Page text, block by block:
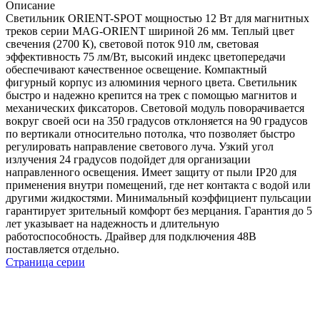
Описание
Светильник ORIENT-SPOT мощностью 12 Вт для магнитных
треков серии MAG-ORIENT шириной 26 мм. Теплый цвет
свечения (2700 К), световой поток 910 лм, световая
эффективность 75 лм/Вт, высокий индекс цветопередачи
обеспечивают качественное освещение. Компактный
фигурный корпус из алюминия черного цвета. Светильник
быстро и надежно крепится на трек с помощью магнитов и
механических фиксаторов. Световой модуль поворачивается
вокруг своей оси на 350 градусов отклоняется на 90 градусов
по вертикали относительно потолка, что позволяет быстро
регулировать направление светового луча. Узкий угол
излучения 24 градусов подойдет для организации
направленного освещения. Имеет защиту от пыли IP20 для
применения внутри помещений, где нет контакта с водой или
другими жидкостями. Минимальный коэффициент пульсации
гарантирует зрительный комфорт без мерцания. Гарантия до 5
лет указывает на надежность и длительную
работоспособность. Драйвер для подключения 48В
поставляется отдельно.
Страница серии